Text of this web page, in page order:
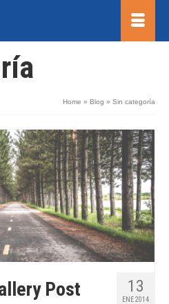
Home » Blog » Sin categoría
13
ENE 2014
Post